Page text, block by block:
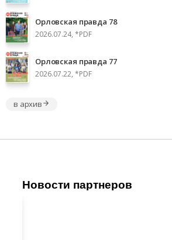
Орловская правда 78
2026.07.24, *PDF
Орловская правда 77
2026.07.22, *PDF
в архив
Новости партнеров